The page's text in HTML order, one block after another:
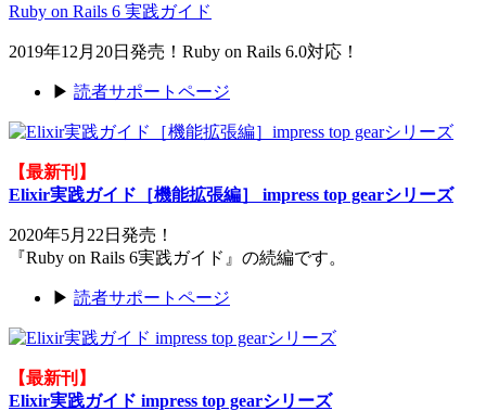
Ruby on Rails 6 実践ガイド
2019年12月20日発売！Ruby on Rails 6.0対応！
▶ 読者サポートページ
【最新刊】
Elixir実践ガイド［機能拡張編］ impress top gearシリーズ
2020年5月22日発売！
『Ruby on Rails 6実践ガイド』の続編です。
▶ 読者サポートページ
【最新刊】
Elixir実践ガイド impress top gearシリーズ